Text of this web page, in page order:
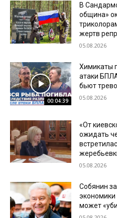
В
община»
жертв
05.08.2026
00:04:39
Химикаты
атаки
бьют
05.08.2026
«От
ожидать
05.08.2026
Собянин
может